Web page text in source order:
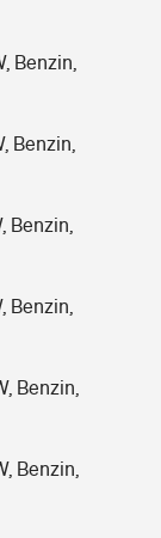
Benzin,
Benzin,
Benzin,
Benzin,
Benzin,
Benzin,